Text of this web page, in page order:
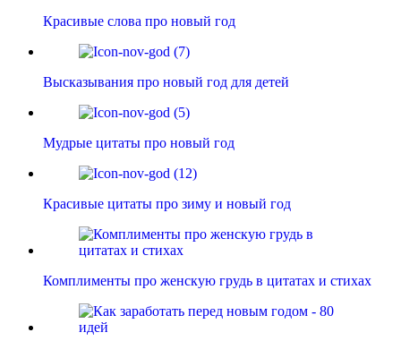
Красивые слова про новый год
Высказывания про новый год для детей
Мудрые цитаты про новый год
Красивые цитаты про зиму и новый год
Комплименты про женскую грудь в цитатах и стихах